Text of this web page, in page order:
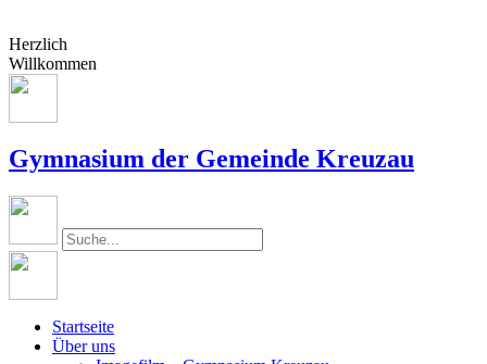
Herzlich
Willkommen
Gymnasium der Gemeinde Kreuzau
Startseite
Über uns